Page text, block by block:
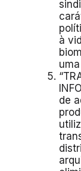
à
de